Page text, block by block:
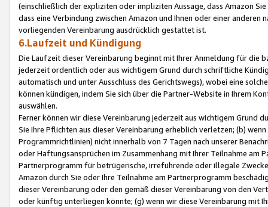
(einschließlich der expliziten oder impliziten Aussage, dass Amazon
dass eine Verbindung zwischen Amazon und Ihnen oder einer
vorliegenden Vereinbarung ausdrücklich gestattet ist.
6.Laufzeit und Kündigung
Die Laufzeit dieser Vereinbarung beginnt mit Ihrer Anmeldung für die
jederzeit ordentlich oder aus wichtigem Grund durch schriftliche
automatisch und unter Ausschluss des Gerichtswegs), wobei eine
können kündigen, indem Sie sich über die Partner-Website in Ihrem
auswählen.
Ferner können wir diese Vereinbarung jederzeit aus wichtigem Grund
Sie Ihre Pflichten aus dieser Vereinbarung erheblich verletzen; (b)
Programmrichtlinien) nicht innerhalb von 7 Tagen nach unserer
oder Haftungsansprüchen im Zusammenhang mit Ihrer Teilnahme am
Partnerprogramm für betrügerische, irreführende oder illegale
Amazon durch Sie oder Ihre Teilnahme am Partnerprogramm
dieser Vereinbarung oder den gemäß dieser Vereinbarung von den
oder künftig unterliegen könnte; (g) wenn wir diese Vereinbarung mit